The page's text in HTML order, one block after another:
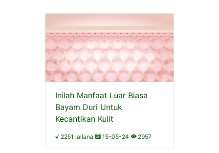
Inilah Manfaat Luar Biasa
Bayam Duri Untuk
Kecantikan Kulit
√ 2251 lailana 15-05-24 2957